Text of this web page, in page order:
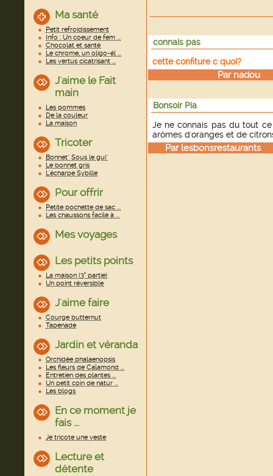
Ma santé
Petit refroidissement
Info : Un coeur de fem ...
Chocolat et santé
Le chrome, un oligo-él ...
Les vertus cicatrisant ...
J'aime le Fait
main
Les pommes
De la couleur
La maison
Tricoter
Bonnet" Sous le gui"
Le bonnet gris
L'écharpe Sybille
Pour offrir
Petite pochette de sac ...
Les chaussons facile à ...
Mes voyages
Les petits points
La maison (3° partie)
Un point réversible
J'aime faire
Courge butternut
Tapenade
Jardin et véranda
Orchidée phalaenopsis
Les fleurs de Calamond ...
Entretien des plantes ...
Un petit coin de natur ...
Les blogs
En ce moment je
fais ...
Je tricote une veste
Lecture et
détente
connais pas
cette confiture c quoi?
Par nadoule
Bonsoir Pia
Je ne connais pas du tout
arômes d'oranges et de
Par lesbonsrestaurantsle